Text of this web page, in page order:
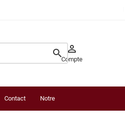
 
Compte
Contact Notre